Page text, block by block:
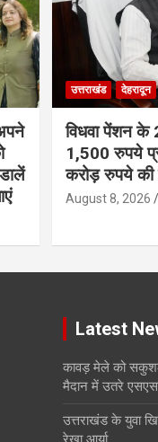
उत्तराखंड देहरादून
विधवा पेंशन के
1,500 रुपये
करोड़ रुपये की
August 8, 2026
Latest
कावड़ मेले को
मैदान में उतरे
उत्तराखंड के युवा